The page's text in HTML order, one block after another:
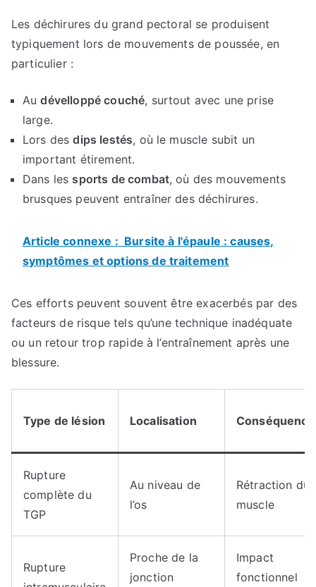
Les déchirures du grand pectoral se produisent
typiquement lors de mouvements de poussée, en
particulier :
Audévelloppé couché, surtout avec une prise
large.
Lors desdips lestés, où le muscle subit un
important étirement.
Dans les sports de combat, où des mouvements
brusques peuvent entraîner des déchirures.
Article connexe : Bursite à l'épaule : causes,
symptômes et options de traitement
Ces efforts peuvent souvent être exacerbés par des
facteurs de risque tels qu’une technique inadéquate
ou un retour trop rapide à l’entraînement après une
blessure.
Type de lésion Localisation Conséquence
Rupture
complète du
TGP
Au niveau de
l’os
Rétraction du
muscle
Rupture
Proche de la
jonction
Impact
fonctionnel